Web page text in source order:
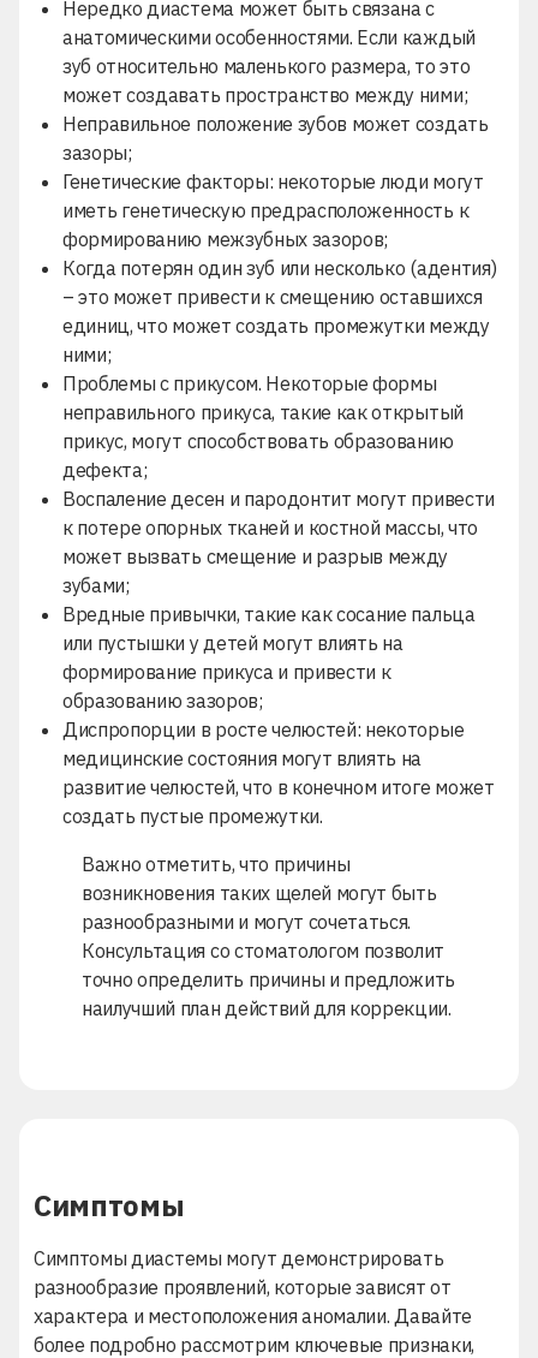
Нередко диастема может быть связана с
анатомическими особенностями. Если каждый
зуб относительно маленького размера, то это
может создавать пространство между ними;
Неправильное положение зубов может создать
зазоры;
Генетические факторы: некоторые люди могут
иметь генетическую предрасположенность к
формированию межзубных зазоров;
Когда потерян один зуб или несколько (адентия)
– это может привести к смещению оставшихся
единиц, что может создать промежутки между
ними;
Проблемы с прикусом. Некоторые формы
неправильного прикуса, такие как открытый
прикус, могут способствовать образованию
дефекта;
Воспаление десен и пародонтит могут привести
к потере опорных тканей и костной массы, что
может вызвать смещение и разрыв между
зубами;
Вредные привычки, такие как сосание пальца
или пустышки у детей могут влиять на
формирование прикуса и привести к
образованию зазоров;
Диспропорции в росте челюстей: некоторые
медицинские состояния могут влиять на
развитие челюстей, что в конечном итоге может
создать пустые промежутки.
Важно отметить, что причины
возникновения таких щелей могут быть
разнообразными и могут сочетаться.
Консультация со стоматологом позволит
точно определить причины и предложить
наилучший план действий для коррекции.
Симптомы
Симптомы диастемы могут демонстрировать
разнообразие проявлений, которые зависят от
характера и местоположения аномалии. Давайте
более подробно рассмотрим ключевые признаки,